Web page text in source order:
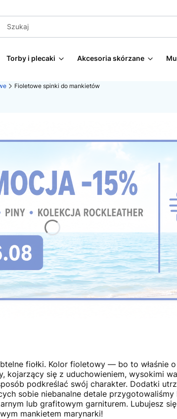
Torby i plecaki Akcesoria skórzane
Fioletowe spinki do mankietów
fiołki. Kolor fioletowy — bo to właśnie
kojarzący się z uduchowieniem, wysokimi
podkreślać swój charakter. Dodatki
sobie niebanalne detale
lub grafitowym garniturem. Lubujesz
mankietem marynarki!